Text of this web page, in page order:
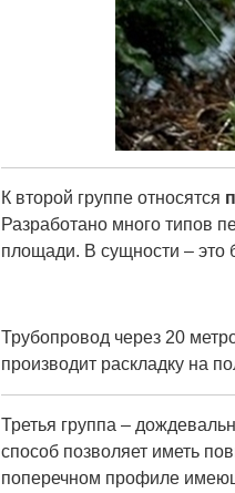
К второй группе относятся
Разработано много типов
площади. В сущности – это
Трубопровод через 20
производит раскладку на
Третья группа –
способ позволяет иметь
поперечном профиле